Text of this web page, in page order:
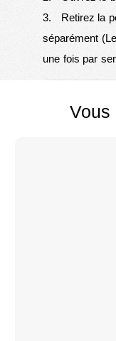
3. Retirez la
séparément
une fois par
Vous